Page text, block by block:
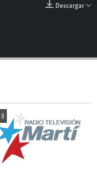
CUBA
LATINA
Descargar